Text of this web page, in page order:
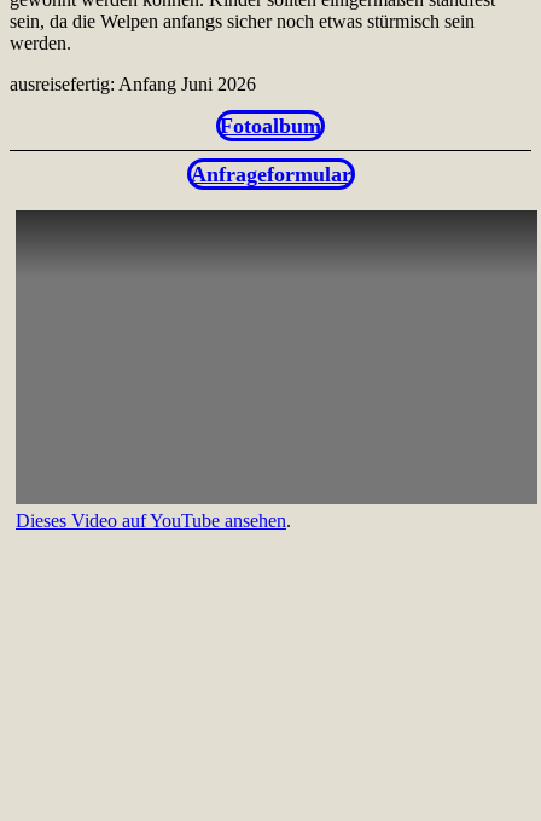
sein, da die Welpen anfangs sicher noch etwas stürmisch sein
werden.
ausreisefertig: Anfang Juni 2026
Fotoalbum
Anfrageformular
Dieses Video auf YouTube ansehen.